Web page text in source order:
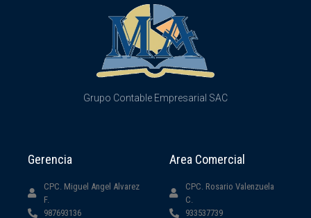
Grupo Contable Empresarial SAC
Gerencia
CPC. Miguel Angel Alvarez
F.
987693136
Area Comercial
CPC. Rosario Valenzuela
C.
933537739